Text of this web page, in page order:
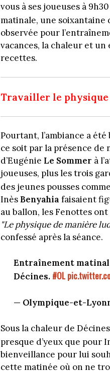
vous à ses joueuses à
matinale, une soixantaine
observée pour
vacances, la chaleur et
recettes.
Travailler le physique
Pourtant, l’ambiance a
ce soit par la présence de
d’Eugénie Le Sommer à
joueuses, plus les trois
des jeunes pousses
Inès Benyahia faisaient
au ballon, les Fenottes
"Le physique de manière
confessé après la séance.
Entraînement matinal
Décines. #OL
— Olympique-et-
Sous la chaleur de
presque d’yeux que pour
bienveillance pour lui
cette matinée où on ne